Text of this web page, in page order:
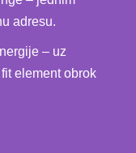
adresu.
– uz
element obrok